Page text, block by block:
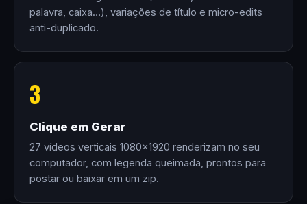
palavra, caixa…), variações de título e micro-edits
anti-duplicado.
3
Clique em Gerar
27 vídeos verticais 1080×1920 renderizam no seu
computador, com legenda queimada, prontos para
postar ou baixar em um zip.